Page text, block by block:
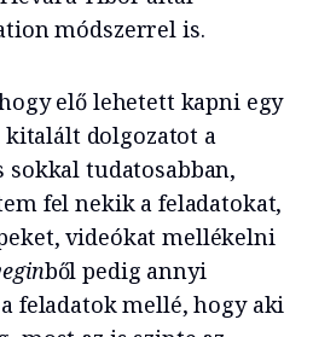
módszerrel is.
elő lehetett kapni egy
dolgozatot a
tudatosabban,
fel nekik a feladatokat,
videókat mellékelni
ből pedig annyi
feladatok mellé, hogy aki